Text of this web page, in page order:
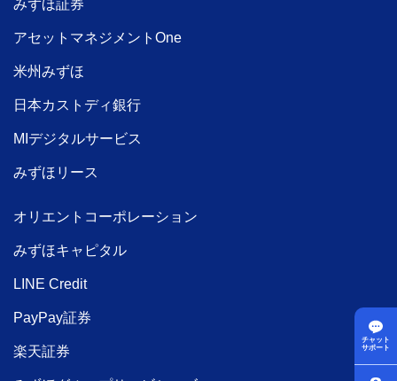
チャット
サポート
みずほ証券
アセットマネジメントOne
米州みずほ
日本カストディ銀行
MIデジタルサービス
みずほリース
オリエントコーポレーション
みずほキャピタル
LINE Credit
PayPay証券
楽天証券